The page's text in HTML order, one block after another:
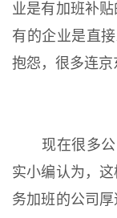
业是有加班补
有的企业是直
抱怨，很多连京
现在很多公
实小编认为，
务加班的公司